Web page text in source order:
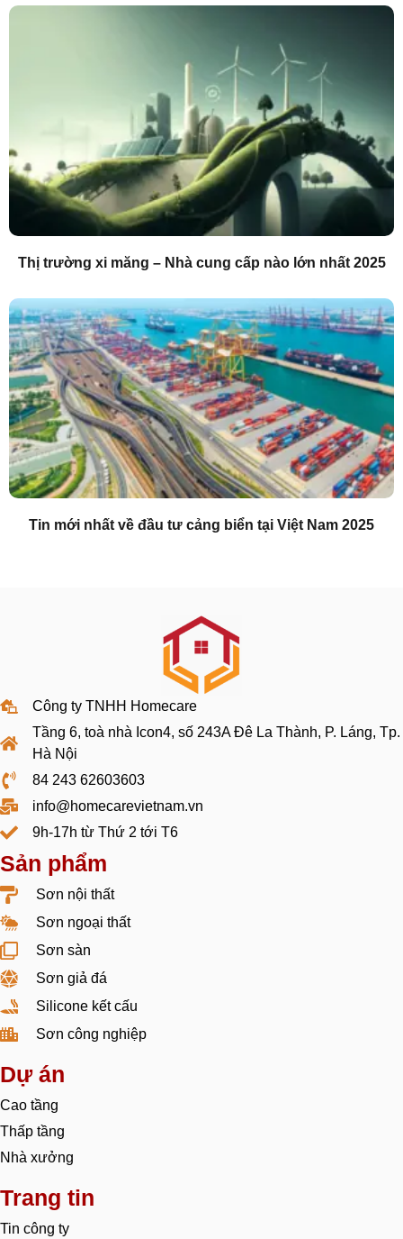
Thị trường xi măng – Nhà cung cấp nào lớn nhất 2025
Tin mới nhất về đầu tư cảng biển tại Việt Nam 2025
Công ty TNHH Homecare
Tầng 6, toà nhà Icon4, số 243A Đê La Thành, P. Láng, Tp.
Hà Nội
84 243 62603603
info@homecarevietnam.vn
9h-17h từ Thứ 2 tới T6
Sản phẩm
Sơn nội thất
Sơn ngoại thất
Sơn sàn
Sơn giả đá
Silicone kết cấu
Sơn công nghiệp
Dự án
Cao tầng
Thấp tầng
Nhà xưởng
Trang tin
Tin công ty